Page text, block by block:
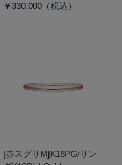
￥330,000
[赤スグリM]K18PG/リン